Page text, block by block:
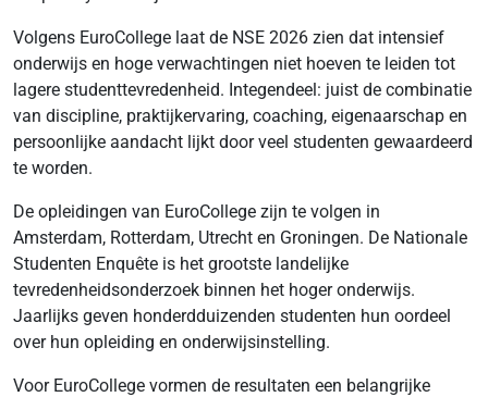
Volgens EuroCollege laat de NSE 2026 zien dat intensief
onderwijs en hoge verwachtingen niet hoeven te leiden tot
lagere studenttevredenheid. Integendeel: juist de combinatie
van discipline, praktijkervaring, coaching, eigenaarschap en
persoonlijke aandacht lijkt door veel studenten gewaardeerd
te worden.
De opleidingen van EuroCollege zijn te volgen in
Amsterdam, Rotterdam, Utrecht en Groningen. De Nationale
Studenten Enquête is het grootste landelijke
tevredenheidsonderzoek binnen het hoger onderwijs.
Jaarlijks geven honderdduizenden studenten hun oordeel
over hun opleiding en onderwijsinstelling.
Voor EuroCollege vormen de resultaten een belangrijke